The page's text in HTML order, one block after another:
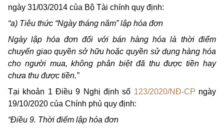
ngày 31/03/2014 của Bộ Tài chính quy định:
“a) Tiêu thức “Ngày tháng năm” lập hóa đơn
Ngày lập hóa đơn đối với bán hàng hóa là thời điểm
chuyển giao quyền sở hữu hoặc quyền sử dụng hàng hóa
cho người mua, không phân biệt đã thu được tiền hay
chưa thu được tiền.”
Tại khoản 1 Điều 9 Nghị định số 123/2020/NĐ-CP ngày
19/10/2020 của Chính phủ quy định:
“Điều 9. Thời điểm lập hóa đơn